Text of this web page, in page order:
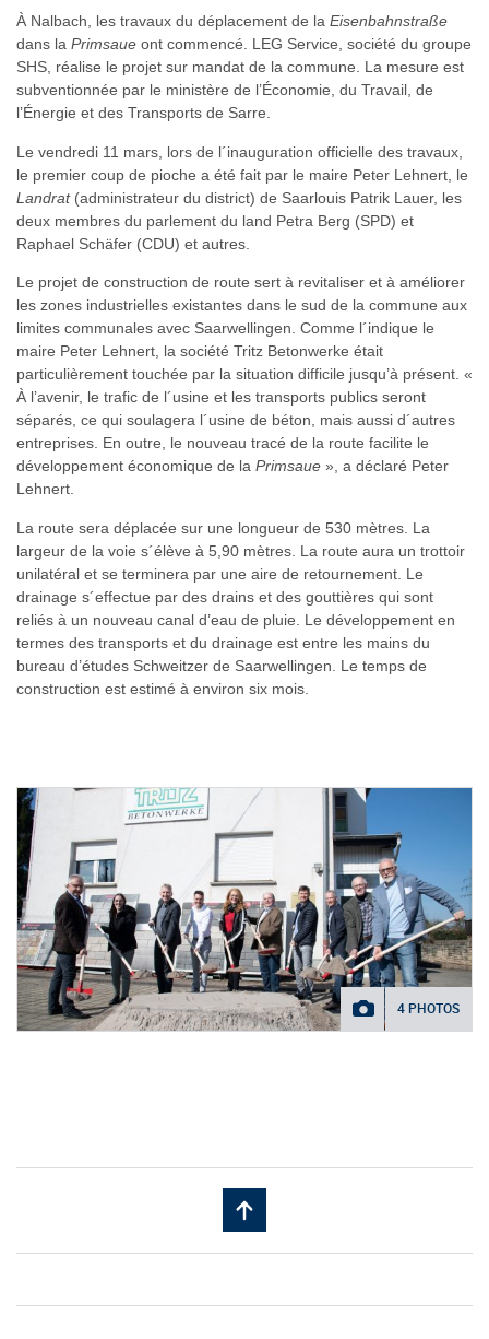
À Nalbach, les travaux du déplacement de la Eisenbahnstraße
dans la Primsaue ont commencé. LEG Service, société du groupe
SHS, réalise le projet sur mandat de la commune. La mesure est
subventionnée par le ministère de l’Économie, du Travail, de
l’Énergie et des Transports de Sarre.
Le vendredi 11 mars, lors de l´inauguration officielle des travaux,
le premier coup de pioche a été fait par le maire Peter Lehnert, le
Landrat(administrateur du district) de Saarlouis Patrik Lauer, les
deux membres du parlement du land Petra Berg (SPD) et
Raphael Schäfer (CDU) et autres.
Le projet de construction de route sert à revitaliser et à améliorer
les zones industrielles existantes dans le sud de la commune aux
limites communales avec Saarwellingen. Comme l´indique le
maire Peter Lehnert, la société Tritz Betonwerke était
particulièrement touchée par la situation difficile jusqu’à présent. «
À l’avenir, le trafic de l´usine et les transports publics seront
séparés, ce qui soulagera l´usine de béton, mais aussi d´autres
entreprises. En outre, le nouveau tracé de la route facilite le
développement économique de la Primsaue », a déclaré Peter
Lehnert.
La route sera déplacée sur une longueur de 530 mètres. La
largeur de la voie s´élève à 5,90 mètres. La route aura un trottoir
unilatéral et se terminera par une aire de retournement. Le
drainage s´effectue par des drains et des gouttières qui sont
reliés à un nouveau canal d’eau de pluie. Le développement en
termes des transports et du drainage est entre les mains du
bureau d’études Schweitzer de Saarwellingen. Le temps de
construction est estimé à environ six mois.
4 PHOTOS